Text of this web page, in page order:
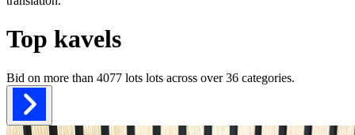
Top kavels
Bid on more than 4077 lots lots across over36 categories.